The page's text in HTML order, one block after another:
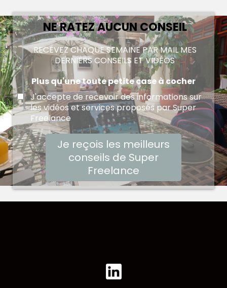
NE RATEZ AUCUN CONSEIL
RECEVEZ CHAQUE SEMAINE PAR MAIL MES
DERNIERS CONSEILS ET VIDÉOS
Plus qu'une toute petite case à cocher
J'accepte de recevoir des informations sur
les vidéos et services proposés par Super
Freelance
Je reçois les meilleurs
conseils de Super
Freelance